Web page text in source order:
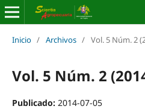
Inicio / Archivos / Vol. 5 Núm. 2
Vol. 5 Núm. 2
Publicado: 2014-07-05